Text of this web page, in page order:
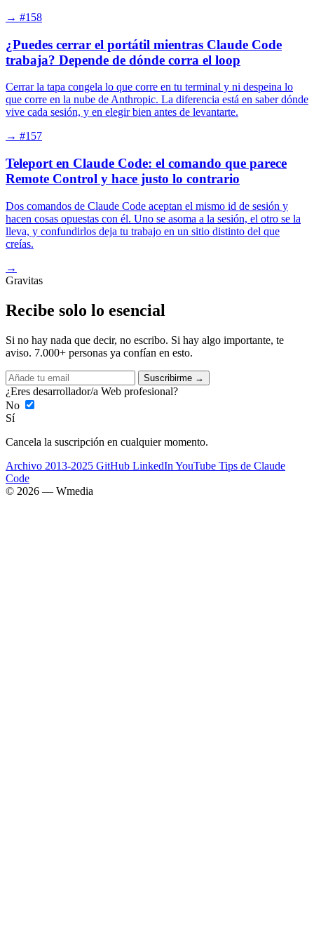
→ #158
¿Puedes cerrar el portátil mientras Claude Code
trabaja? Depende de dónde corra el loop
Cerrar la tapa congela lo que corre en tu terminal y ni despeina lo
que corre en la nube de Anthropic. La diferencia está en saber dónde
vive cada sesión, y en elegir bien antes de levantarte.
→ #157
Teleport en Claude Code: el comando que parece
Remote Control y hace justo lo contrario
Dos comandos de Claude Code aceptan el mismo id de sesión y
hacen cosas opuestas con él. Uno se asoma a la sesión, el otro se la
lleva, y confundirlos deja tu trabajo en un sitio distinto del que
creías.
→
Gravitas
Recibe solo lo esencial
Si no hay nada que decir, no escribo. Si hay algo importante, te
aviso. 7.000+ personas ya confían en esto.
Suscribirme →
¿Eres desarrollador/a Web profesional?
No
Sí
Cancela la suscripción en cualquier momento.
Archivo 2013-2025 GitHub LinkedIn YouTube Tips de Claude
Code
© 2026 — Wmedia